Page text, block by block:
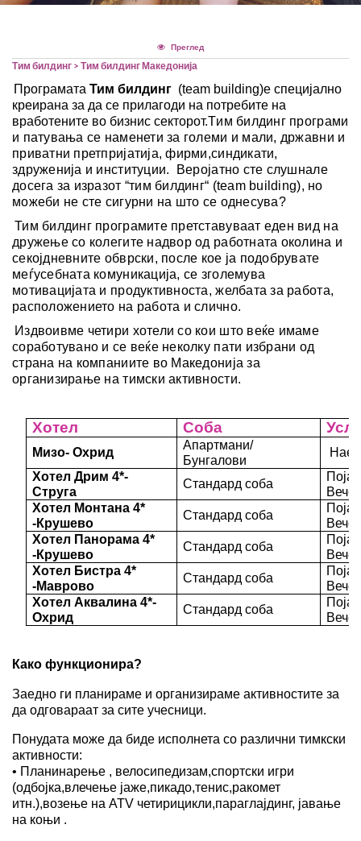
Преглед
Тим билдинг > Тим билдинг Македонија
Програмата Тим билдинг (team building)е специјално
креирана за да се прилагоди на потребите на
вработените во бизнис секторот.Тим билдинг програми
и патувања се наменети за големи и мали, државни и
приватни претпријатија, фирми,синдикати,
здруженија и институции. Веројатно сте слушнале
досега за изразот “тим билдинг“ (team building), но
можеби не сте сигурни на што се однесува?
Тим билдинг програмите претставуваат еден вид на
дружење со колегите надвор од работната околина и
секојдневните обврски, после кое ја подобрувате
меѓусебната комуникација, се зголемува
мотивацијата и продуктивноста, желбата за работа,
расположението на работа и слично.
Издвоивме четири хотели со кои што веќе имаме
соработувано и се веќе неколку пати избрани од
страна на компаниите во Македонија за
организирање на тимски активности.
Хотел Соба
Мизо- Охрид
Апартмани/
Бунгалови
Хотел Дрим 4*-
Струга
Стандард соба
Хотел Монтана 4*
-Крушево
Стандард соба
Хотел Панорама 4*
-Крушево
Стандард соба
Хотел Бистра 4*
-Маврово
Стандард соба
Хотел Аквалина 4*-
Охрид
Стандард соба
Како функционира?
Заедно ги планираме и организираме активностите за
да одговараат за сите учесници.
Понудата може да биде исполнета со различни тимкски
активности:
• Планинарење , велосипедизам,спортски игри
(одбојка,влечење јаже,пикадо,тенис,ракомет
итн.),возење на ATV четирицикли,параглајдинг, јавање
на коњи .
Тим билдинг
Rent A Bus
Оглас за вработување во Т.А.
Камелија
Политика на приватност2
Cancellation Policy
Системот за влез/излез во
Европската Унија (ЕЕС)